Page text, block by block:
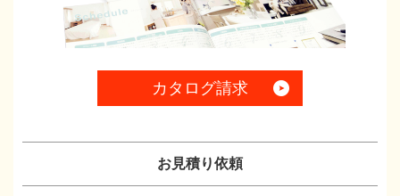
カタログ請求
お見積り依頼